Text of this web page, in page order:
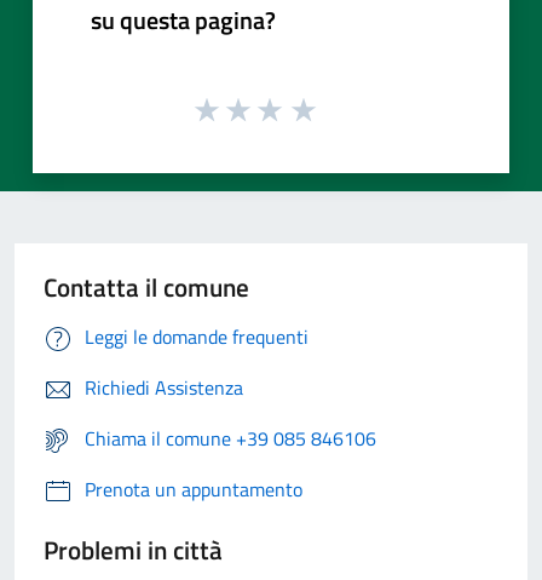
su questa pagina?
Contatta il comune
Leggi le domande frequenti
Richiedi Assistenza
Chiama il comune +39 085 846106
Prenota un appuntamento
Problemi in città